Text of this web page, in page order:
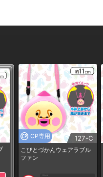
CP専用 127-C
こびとづかんウェアラブル
ファン
1PLAY